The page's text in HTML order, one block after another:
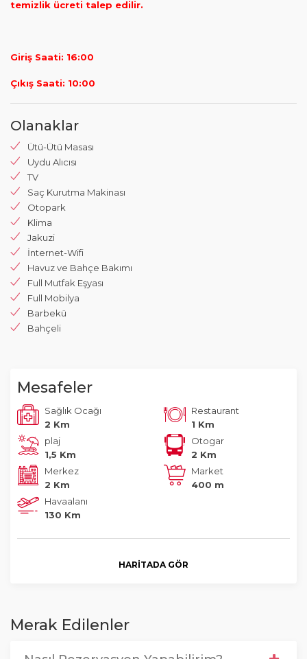
temizlik ücreti talep edilir.
Giriş Saati: 16:00
Çıkış Saati: 10:00
Olanaklar
Ütü-Ütü Masası
Uydu Alıcısı
TV
Saç Kurutma Makinası
Otopark
Klima
Jakuzi
İnternet-Wifi
Havuz ve Bahçe Bakımı
Full Mutfak Eşyası
Full Mobilya
Barbekü
Bahçeli
Mesafeler
Sağlık Ocağı
2 Km
Restaurant
1 Km
plaj
1,5 Km
Otogar
2 Km
Merkez
2 Km
Market
400 m
Havaalanı
130 Km
HARITADA GÖR
Merak Edilenler